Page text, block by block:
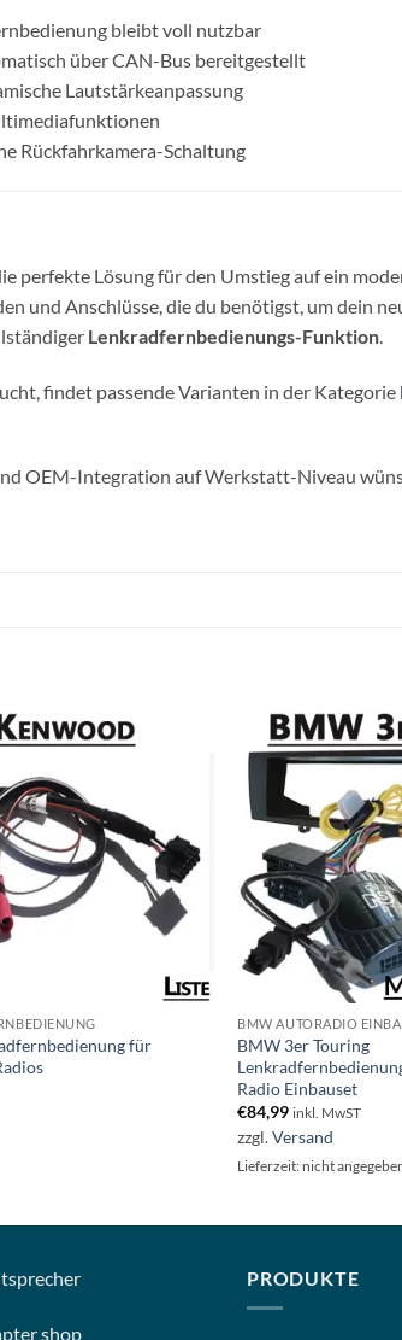
bleibt voll nutzbar
über CAN-Bus bereitgestellt
Lautstärkeanpassung
Rückfahrkamera-Schaltung
perfekte Lösung für den Umstieg auf ein
und Anschlüsse, die du benötigst, um dein
Lenkradfernbedienungs-Funktion.
findet passende Varianten in der Kategorie
OEM-Integration auf Werkstatt-Niveau
für
BMW AUTORADIO
BMW 3er Touring
Radio Einbauset
€84,99 inkl. MwST
zzgl.Versand
Lieferzeit: nicht
shop
PRODUKTE